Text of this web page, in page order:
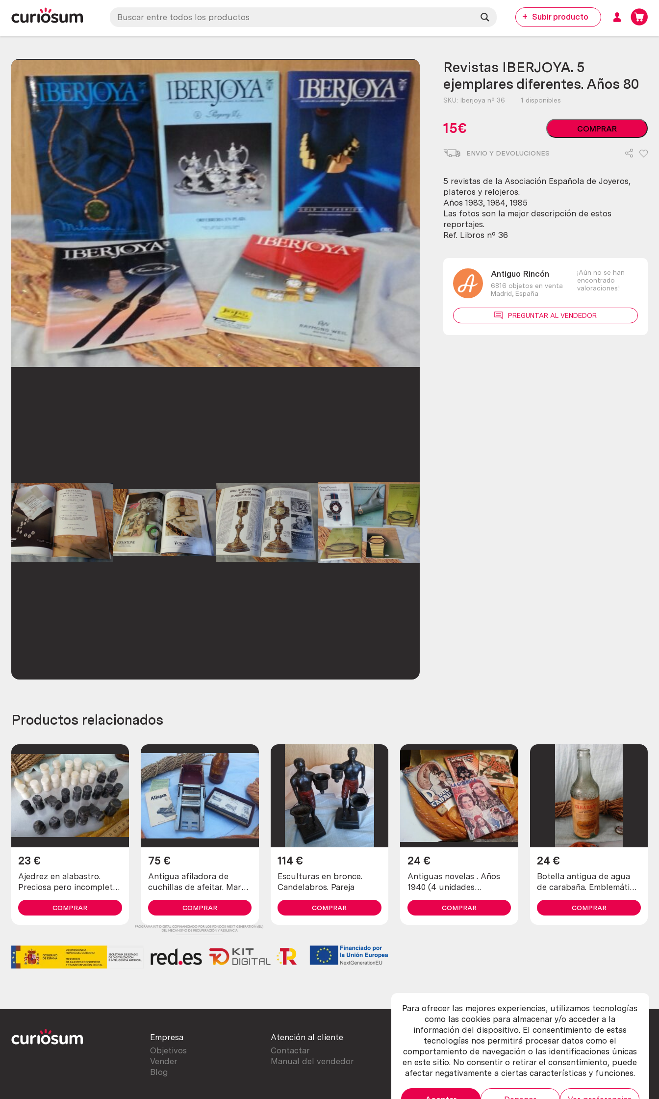
Para ofrecer las mejores experiencias, utilizamos tecnologías
como las cookies para almacenar y/o acceder a la
información del dispositivo. El consentimiento de estas
tecnologías nos permitirá procesar datos como el
comportamiento de navegación o las identificaciones únicas
en este sitio. No consentir o retirar el consentimiento, puede
afectar negativamente a ciertas características y funciones.
Subir producto
Revistas IBERJOYA. 5
ejemplares diferentes. Años 80
SKU: Iberjoya nº 36 1 disponibles
15€
Revistas
IBERJOYA.
ejemplares
Años
COMPRAR
ENVIO Y DEVOLUCIONES
5 revistas de la Asociación Española de Joyeros,
plateros y relojeros.
Años 1983, 1984, 1985
Las fotos son la mejor descripción de estos
reportajes.
Ref. Libros nº 36
Antiguo Rincón
6816 objetos en venta
Madrid, España
¡Aún no se han
encontrado
valoraciones!
PREGUNTAR AL VENDEDOR
Productos relacionados
Ajedrez en alabastro.
Preciosa pero incompleta
y en mal estado.
23 €
COMPRAR
Antigua afiladora de
cuchillas de afeitar. Marca
allegro.
75 €
COMPRAR
Esculturas en bronce.
Candelabros. Pareja
114 €
COMPRAR
Antiguas novelas . Años
1940 (4 unidades
diferentes)
24 €
COMPRAR
Botella antigua de agua
de carabaña. Emblemática.
Vacía
24 €
COMPRAR
Empresa
Objetivos
Vender
Blog
Atención al cliente
Contactar
Manual del vendedor